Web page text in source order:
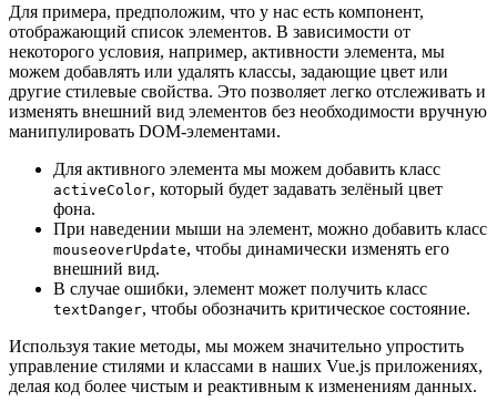
Для примера, предположим, что у нас есть компонент,
отображающий список элементов. В зависимости от
некоторого условия, например, активности элемента, мы
можем добавлять или удалять классы, задающие цвет или
другие стилевые свойства. Это позволяет легко отслеживать и
изменять внешний вид элементов без необходимости вручную
манипулировать DOM-элементами.
Для активного элемента мы можем добавить класс
activeColor, который будет задавать зелёный цвет
фона.
При наведении мыши на элемент, можно добавить класс
mouseoverUpdate, чтобы динамически изменять его
внешний вид.
В случае ошибки, элемент может получить класс
textDanger, чтобы обозначить критическое состояние.
Используя такие методы, мы можем значительно упростить
управление стилями и классами в наших Vue.js приложениях,
делая код более чистым и реактивным к изменениям данных.